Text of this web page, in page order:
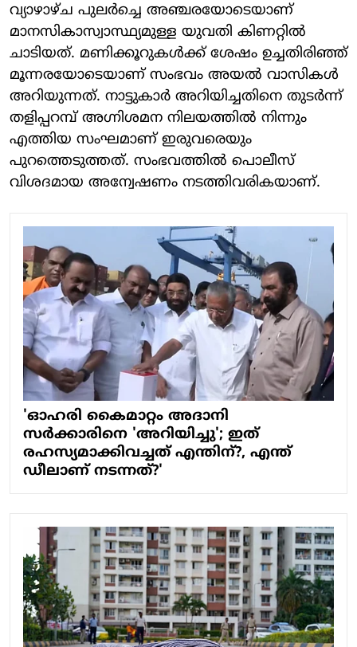
വ്യാഴാഴ്ച പുലര്‍ച്ചെ അഞ്ചരയോടെയാണ്
മാനസികാസ്വാസ്ഥ്യമുള്ള യുവതി കിണറ്റില്‍
ചാടിയത്. മണിക്കൂറുകള്‍ക്ക് ശേഷം ഉച്ചതിരിഞ്ഞ്
മൂന്നരയോടെയാണ് സംഭവം അയല്‍ വാസികള്‍
അറിയുന്നത്. നാട്ടുകാര്‍ അറിയിച്ചതിനെ തുടര്‍ന്ന്
തളിപ്പറമ്പ് അഗ്നിശമന നിലയത്തില്‍ നിന്നും
എത്തിയ സംഘമാണ് ഇരുവരെയും
പുറത്തെടുത്തത്. സംഭവത്തില്‍ പൊലീസ്
വിശദമായ അന്വേഷണം നടത്തിവരികയാണ്.
'ഓഹരി കൈമാറ്റം അദാനി
സര്‍ക്കാരിനെ 'അറിയിച്ചു'; ഇത്
രഹസ്യമാക്കിവച്ചത് എന്തിന്?, എന്ത്
ഡീലാണ് നടന്നത്?'